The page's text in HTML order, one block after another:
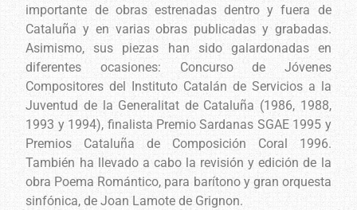
importante de obras estrenadas dentro y fuera de
Cataluña y en varias obras publicadas y grabadas.
Asimismo, sus piezas han sido galardonadas en
diferentes ocasiones: Concurso de Jóvenes
Compositores del Instituto Catalán de Servicios a la
Juventud de la Generalitat de Cataluña (1986, 1988,
1993 y 1994), finalista Premio Sardanas SGAE 1995 y
Premios Cataluña de Composición Coral 1996.
También ha llevado a cabo la revisión y edición de la
obra Poema Romántico, para barítono y gran orquesta
sinfónica, de Joan Lamote de Grignon.